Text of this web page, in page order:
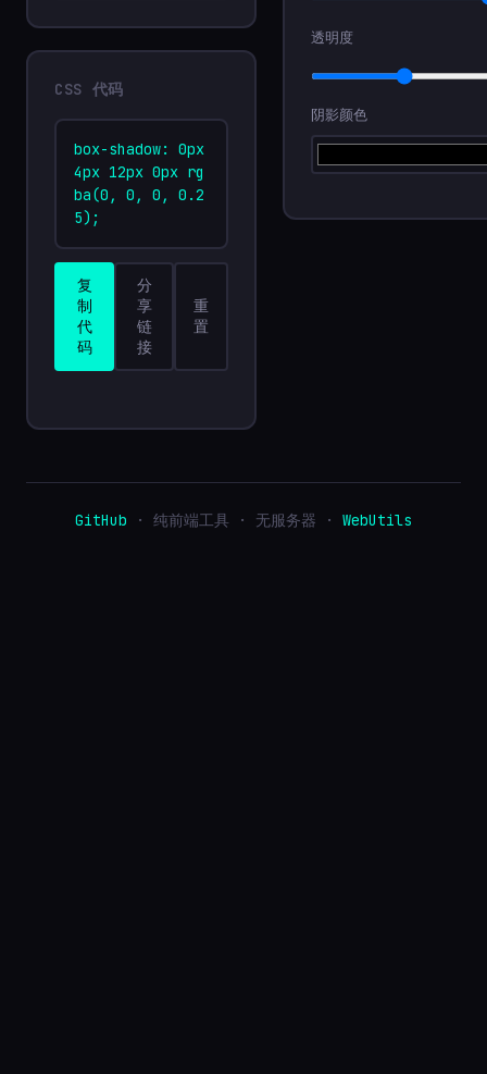
CSS 代码
box-shadow: 0px
4px 12px 0px rg
ba(0, 0, 0, 0.2
5);
复
制
代
码
分
享
链
接
重
置
透明度
阴影颜色
GitHub · 纯前端工具 · 无服务器 · WebUtils